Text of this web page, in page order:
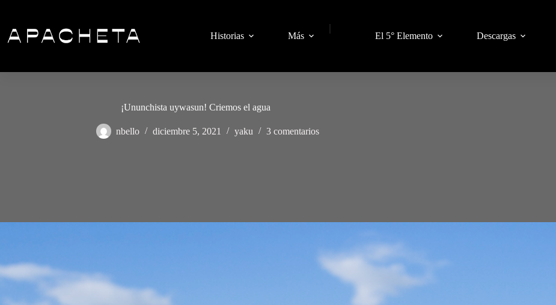
Historias
Más
|
El 5° Elemento Descargas
¡Ununchista uywasun! Criemos el agua
nbello diciembre 5, 2021 yaku 3 comentarios